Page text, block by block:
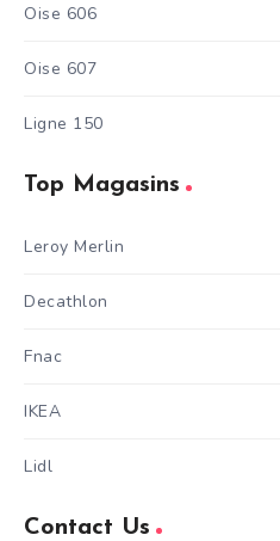
Oise 606
Oise 607
Ligne 150
Top Magasins
Leroy Merlin
Decathlon
Fnac
IKEA
Lidl
Contact Us